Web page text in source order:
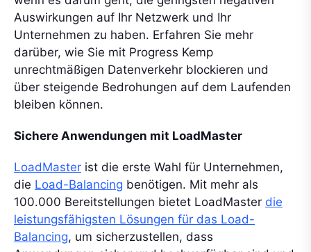
Auswirkungen auf Ihr Netzwerk und Ihr
Unternehmen zu haben. Erfahren Sie mehr
darüber, wie Sie mit Progress Kemp
unrechtmäßigen Datenverkehr blockieren und
über steigende Bedrohungen auf dem Laufenden
bleiben können.
Sichere Anwendungen mit LoadMaster
LoadMaster ist die erste Wahl für Unternehmen,
die Load-Balancing benötigen. Mit mehr als
100.000 Bereitstellungen bietet LoadMaster die
leistungsfähigsten Lösungen für das Load-
Balancing, um sicherzustellen, dass